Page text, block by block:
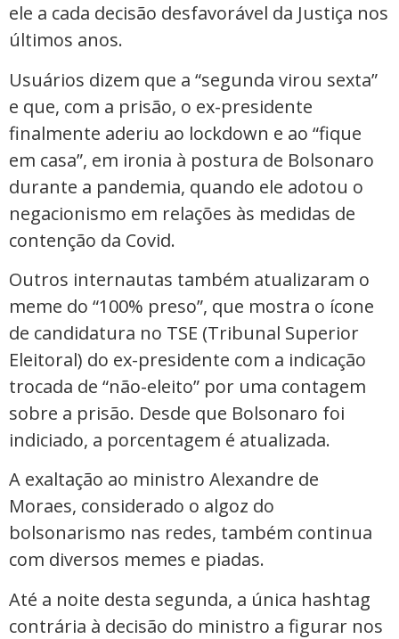
ele a cada decisão desfavorável da Justiça nos
últimos anos.
Usuários dizem que a “segunda virou sexta”
e que, com a prisão, o ex-presidente
finalmente aderiu ao lockdown e ao “fique
em casa”, em ironia à postura de Bolsonaro
durante a pandemia, quando ele adotou o
negacionismo em relações às medidas de
contenção da Covid.
Outros internautas também atualizaram o
meme do “100% preso”, que mostra o ícone
de candidatura no TSE (Tribunal Superior
Eleitoral) do ex-presidente com a indicação
trocada de “não-eleito” por uma contagem
sobre a prisão. Desde que Bolsonaro foi
indiciado, a porcentagem é atualizada.
A exaltação ao ministro Alexandre de
Moraes, considerado o algoz do
bolsonarismo nas redes, também continua
com diversos memes e piadas.
Até a noite desta segunda, a única hashtag
contrária à decisão do ministro a figurar nos